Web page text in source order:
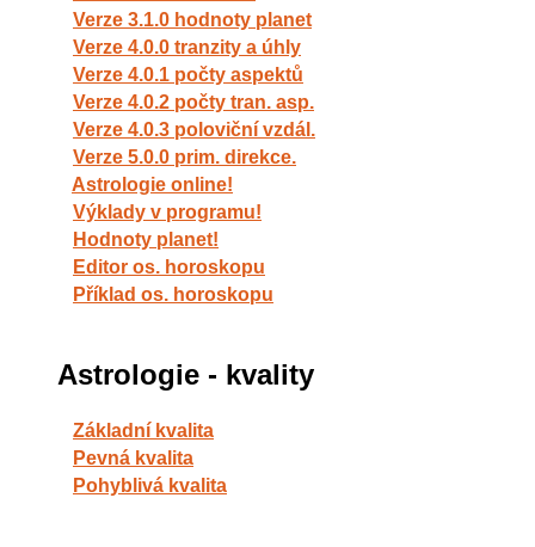
Verze 3.1.0 hodnoty planet
Verze 4.0.0 tranzity a úhly
Verze 4.0.1 počty aspektů
Verze 4.0.2 počty tran. asp.
Verze 4.0.3 poloviční vzdál.
Verze 5.0.0 prim. direkce.
Astrologie online!
Výklady v programu!
Hodnoty planet!
Editor os. horoskopu
Příklad os. horoskopu
Astrologie - kvality
Základní kvalita
Pevná kvalita
Pohyblivá kvalita